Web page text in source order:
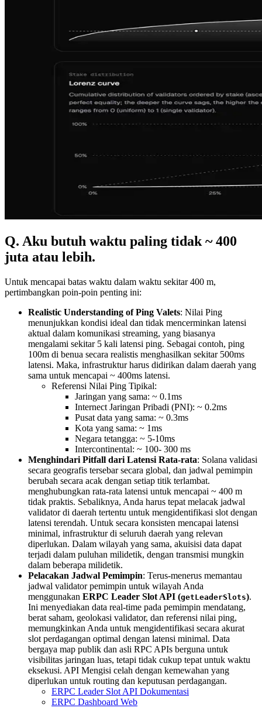
Q. Aku butuh waktu paling tidak ~ 400
juta atau lebih.
Untuk mencapai batas waktu dalam waktu sekitar 400 m,
pertimbangkan poin-poin penting ini:
Realistic Understanding of Ping Valets: Nilai Ping
menunjukkan kondisi ideal dan tidak mencerminkan latensi
aktual dalam komunikasi streaming, yang biasanya
mengalami sekitar 5 kali latensi ping. Sebagai contoh, ping
100m di benua secara realistis menghasilkan sekitar 500ms
latensi. Maka, infrastruktur harus didirikan dalam daerah yang
sama untuk mencapai ~ 400ms latensi.
Referensi Nilai Ping Tipikal:
Jaringan yang sama: ~ 0.1ms
Internect Jaringan Pribadi (PNI): ~ 0.2ms
Pusat data yang sama: ~ 0.3ms
Kota yang sama: ~ 1ms
Negara tetangga: ~ 5-10ms
Intercontinental: ~ 100- 300 ms
Menghindari Pitfall dari Latensi Rata-rata: Solana validasi
secara geografis tersebar secara global, dan jadwal pemimpin
berubah secara acak dengan setiap titik terlambat.
menghubungkan rata-rata latensi untuk mencapai ~ 400 m
tidak praktis. Sebaliknya, Anda harus tepat melacak jadwal
validator di daerah tertentu untuk mengidentifikasi slot dengan
latensi terendah. Untuk secara konsisten mencapai latensi
minimal, infrastruktur di seluruh daerah yang relevan
diperlukan. Dalam wilayah yang sama, akuisisi data dapat
terjadi dalam puluhan milidetik, dengan transmisi mungkin
dalam beberapa milidetik.
Pelacakan Jadwal Pemimpin: Terus-menerus memantau
jadwal validator pemimpin untuk wilayah Anda
menggunakan ERPC Leader Slot API (getLeaderSlots).
Ini menyediakan data real-time pada pemimpin mendatang,
berat saham, geolokasi validator, dan referensi nilai ping,
memungkinkan Anda untuk mengidentifikasi secara akurat
slot perdagangan optimal dengan latensi minimal. Data
bergaya map publik dan asli RPC APIs berguna untuk
visibilitas jaringan luas, tetapi tidak cukup tepat untuk waktu
eksekusi. API Mengisi celah dengan kemewahan yang
diperlukan untuk routing dan keputusan perdagangan.
ERPC Leader Slot API Dokumentasi
ERPC Dashboard Web